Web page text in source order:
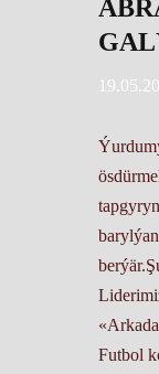
Futbol